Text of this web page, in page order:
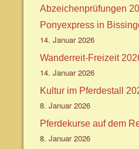
Abzeichenprüfungen
Ponyexpress in
14. Januar 2026
Wanderreit-Freizeit
14. Januar 2026
Kultur im Pferdestall
8. Januar 2026
Pferdekurse auf dem
8. Januar 2026